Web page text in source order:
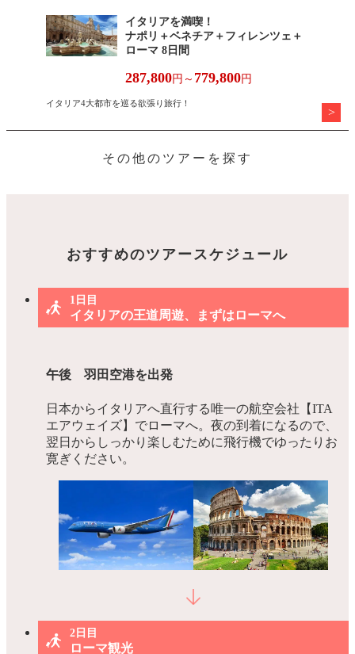
イタリアを満喫！
ナポリ＋ベネチア＋フィレンツェ＋
ローマ 8日間
287,800円～ 779,800円
イタリア4大都市を巡る欲張り旅行！
その他のツアーを探す
おすすめのツアースケジュール
1日目
イタリアの王道周遊、まずはローマへ
午後 羽田空港を出発
日本からイタリアへ直行する唯一の航空会社【ITA
エアウェイズ】でローマへ。夜の到着になるので、
翌日からしっかり楽しむために飛行機でゆったりお
寛ぎください。
2日目
ローマ観光